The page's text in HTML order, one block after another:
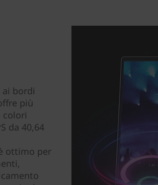
ai bordi
più
colori
da 40,64
ottimo per